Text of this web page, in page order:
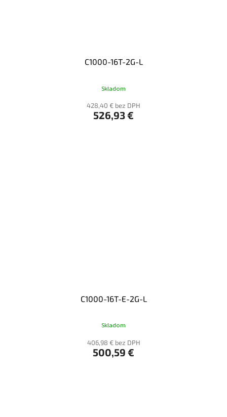
C1000-16T-2G-L
Skladom
428,40 € bez DPH
526,93 €
C1000-16T-E-2G-L
Skladom
406,98 € bez DPH
500,59 €